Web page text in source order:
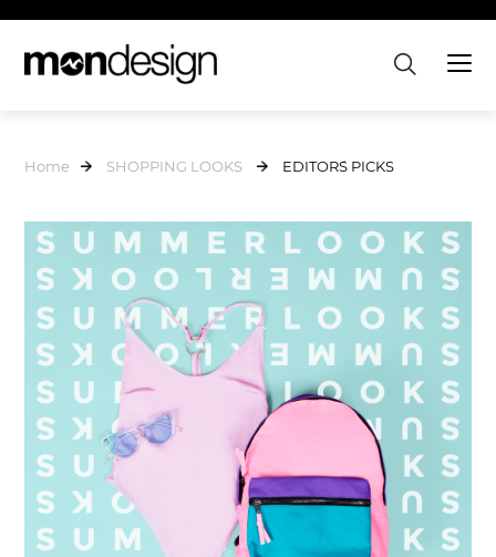
Home SHOPPING LOOKS EDITOR´S PICKS